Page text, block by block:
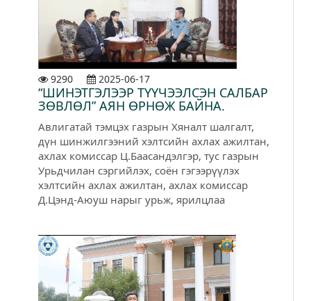
9290 2025-06-17
“ШИНЭТГЭЛЭЭР ТҮҮЧЭЭЛСЭН САЛБАР
ЗӨВЛӨЛ” АЯН ӨРНӨЖ БАЙНА.
Авлигатай тэмцэх газрын Хяналт шалгалт,
дүн шинжилгээний хэлтсийн ахлах ажилтан,
ахлах комиссар Ц.Баасандэлгэр, тус газрын
Урьдчилан сэргийлэх, соён гэгээрүүлэх
хэлтсийн ахлах ажилтан, ахлах комиссар
Д.Цэнд-Аюуш нарыг урьж, ярилцлаа